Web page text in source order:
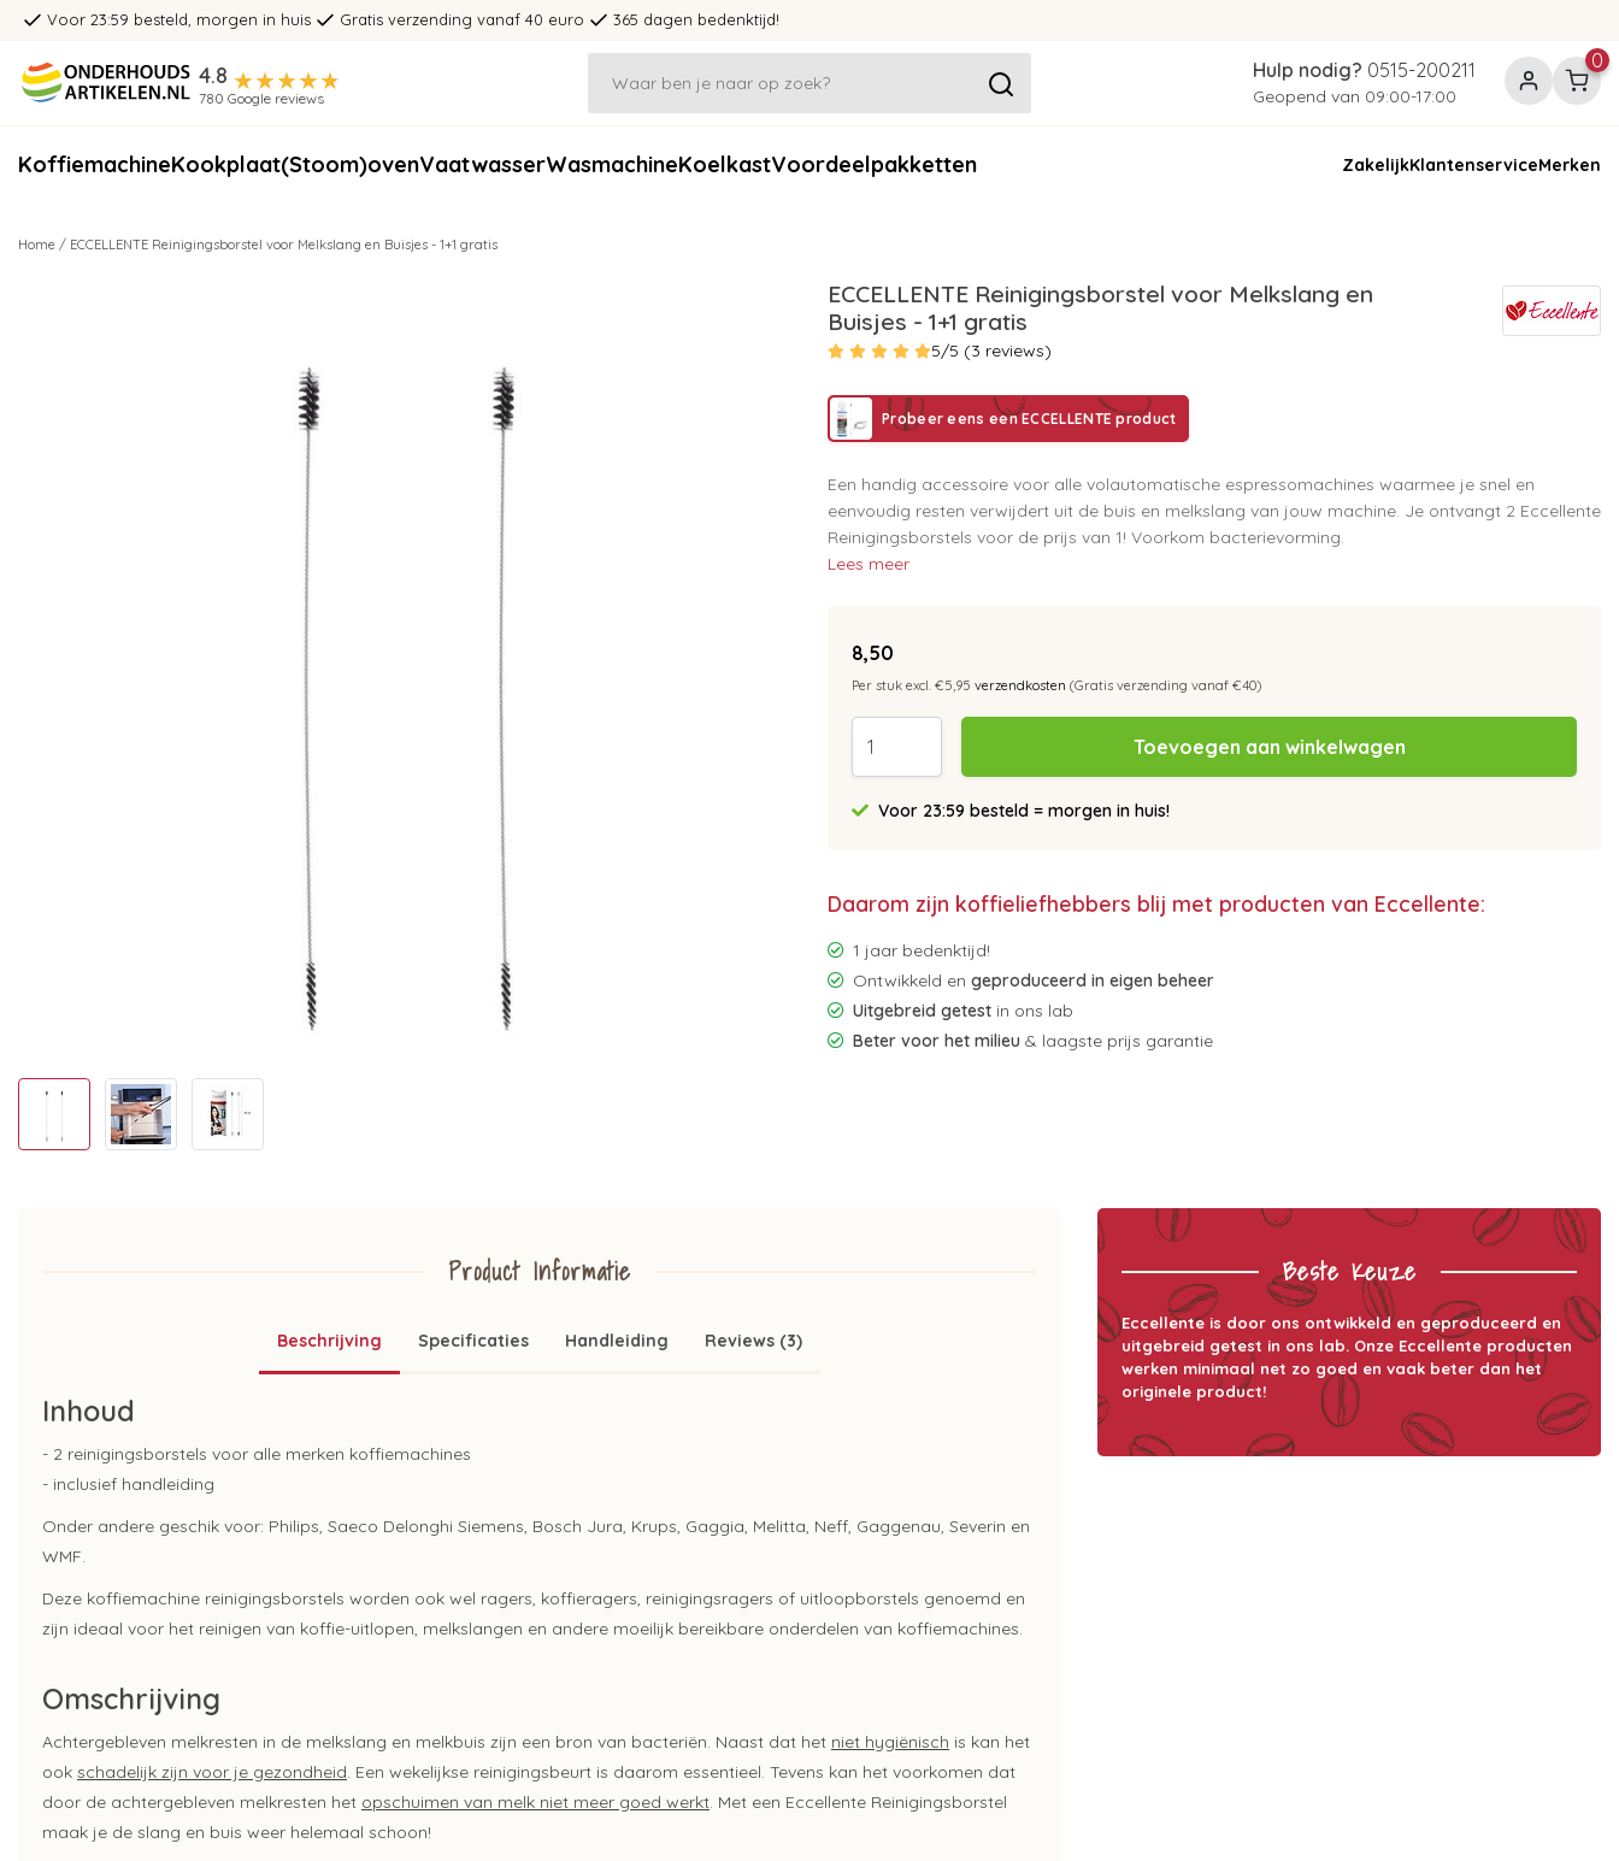
Voor 23:59 besteld, morgen in huis Gratis verzending vanaf 40 euro 365 dagen bedenktijd!
4.8
780 Google reviews
Hulp nodig? 0515-200211
Geopend van 09:00-17:00
0
KoffiemachineKookplaat(Stoom)ovenVaatwasserWasmachineKoelkastVoordeelpakketten ZakelijkKlantenserviceMerken
Home / ECCELLENTE Reinigingsborstel voor Melkslang en Buisjes - 1+1 gratis
ECCELLENTE Reinigingsborstel voor Melkslang en
Buisjes - 1+1 gratis
5/5 (3 reviews)
Probeer eens een ECCELLENTE product
Een handig accessoire voor alle volautomatische espressomachines waarmee je snel en
eenvoudig resten verwijdert uit de buis en melkslang van jouw machine. Je ontvangt 2 Eccellente
Reinigingsborstels voor de prijs van 1! Voorkom bacterievorming.
Lees meer
8,50
Per stuk excl. €5,95 verzendkosten (Gratis verzending vanaf €40)
Toevoegen aan winkelwagen
Voor 23:59 besteld = morgen in huis!
Daarom zijn koffieliefhebbers blij met producten van Eccellente:
1 jaar bedenktijd!
Ontwikkeld en geproduceerd in eigen beheer
Uitgebreid getest in ons lab
Beter voor het milieu & laagste prijs garantie
Beste Keuze
Eccellente is door ons ontwikkeld en geproduceerd en
uitgebreid getest in ons lab. Onze Eccellente producten
werken minimaal net zo goed en vaak beter dan het
originele product!
Product Informatie
Beschrijving Specificaties Handleiding Reviews (3)
Inhoud
- 2 reinigingsborstels voor alle merken koffiemachines
- inclusief handleiding
Onder andere geschik voor: Philips, Saeco Delonghi Siemens, Bosch Jura, Krups, Gaggia, Melitta, Neff, Gaggenau, Severin en
WMF.
Deze koffiemachine reinigingsborstels worden ook wel ragers, koffieragers, reinigingsragers of uitloopborstels genoemd en
zijn ideaal voor het reinigen van koffie-uitlopen, melkslangen en andere moeilijk bereikbare onderdelen van koffiemachines.
Omschrijving
Achtergebleven melkresten in de melkslang en melkbuis zijn een bron van bacteriën. Naast dat het niet hygiënisch is kan het
ook schadelijk zijn voor je gezondheid . Een wekelijkse reinigingsbeurt is daarom essentieel. Tevens kan het voorkomen dat
door de achtergebleven melkresten het opschuimen van melk niet meer goed werkt . Met een Eccellente Reinigingsborstel
maak je de slang en buis weer helemaal schoon!